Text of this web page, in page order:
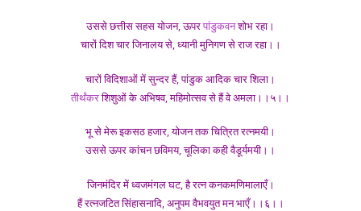
उससे छत्तीस सहस योजन, ऊपरपांडुकवनशोभ रहा।
चारों दिश चार जिनालय से, ध्यानी मुनिगण से राज रहा।।
चारों विदिशाओं में सुन्दर हैं, पांडुक आदिक चार शिला।
तीर्थंकरशिशुओं के अभिषव, महिमोत्सव से हैं वे अमला।।५।।
भू से मेरू इकसठ हजार, योजन तक चित्रित रत्नमयी।
उससे ऊपर कांचन छविमय, चूलिका कही वैडूर्यमयी।।
जिनमंदिर में ध्वजमंगल घट, है रत्न कनकमणिमालाएँ।
हैं रत्नजटित सिंहासनादि, अनुपम वैभवयुत मन भाएँ।।६।।